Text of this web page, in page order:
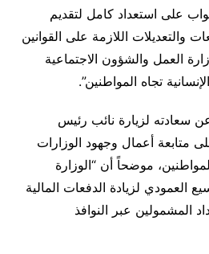
على استعداد كامل لتقديم
والتعديلات اللازمة على القوانين
العمل والشؤون الاجتماعية
تجاه المواطنين”.
سعادته لزيارة نائب رئيس
متابعة أعمال وجهود الوزارات
موضحاً أن “الوزارة
العمودي لزيادة الدفعات المالية
المشمولين عبر النوافذ